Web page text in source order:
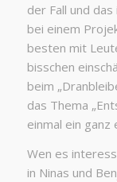
der Fall und
bei einem
besten mit
bisschen
beim
das Thema
einmal ein ganz
Wen es
in Ninas und